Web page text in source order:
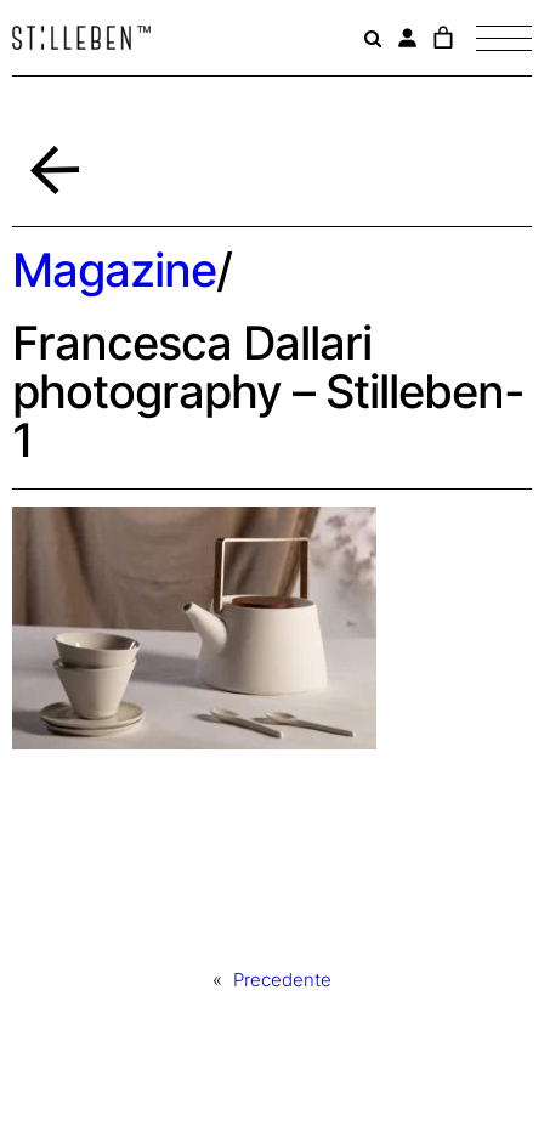
Il
è
Magazine/
Francesca Dallari
photography – Stilleben-
1
« Precedente